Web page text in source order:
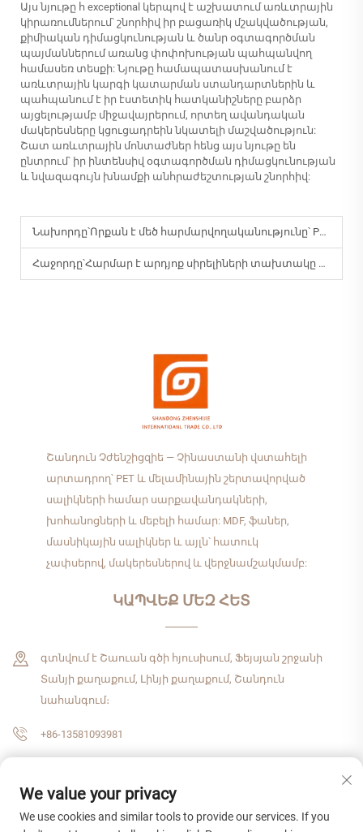
Այս նյութը հ exceptional կերպով է աշխատում առևտրային
կիրառումներում՝ շնորհիվ իր բացառիկ մշակվածության,
քիմիական դիմացկունության և ծանր օգտագործման
պայմաններում առանց փոփոխության պահպանվող
համասեռ տեսքի: Նյութը համապատասխանում է
առևտրային կարգի կատարման ստանդարտներին և
պահպանում է իր էստետիկ հատկանիշները բարձր
այցելությամբ միջավայրերում, որտեղ ավանդական
մակերեսները կցուցադրեին նկատելի մաշվածություն:
Շատ առևտրային մոնտաժներ հենց այս նյութը են
ընտրում՝ իր ինտենսիվ օգտագործման դիմացկունության
և նվազագույն խնամքի անհրաժեշտության շնորհիվ:
Նախորդը՝Որքան է մեծ հարմարվողականությունը՝ PET սալիկների համար դեկորատիվ պանելների համար:
Հաջորդը՝Հարմար է արդյոք սիրելիների տախտակը ժամանակակից ներքին ձևավորման համար:
Շանդուն Չժենշիցզիե — Չինաստանի վստահելի
արտադրող՝ PET և մելամինային շերտավորված
սալիկների համար սարքավանդակների,
խոհանոցների և մեբելի համար: MDF, ֆաներ,
մասնիկային սալիկներ և այլն՝ հատուկ
չափսերով, մակերեսներով և վերջնամշակմամբ:
ԿԱՊՎԵՔ ՄԵԶ ՀԵՏ
գտնվում է Շաուան գծի հյուսիսում, Ֆեյսյան շրջանի
Տանյի քաղաքում, Լինյի քաղաքում, Շանդուն
նահանգում։
+86-13581093981
We value your privacy
We use cookies and similar tools to provide our services. If you